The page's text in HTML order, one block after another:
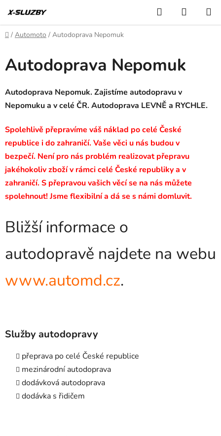
na
obsah
Hledat
KOŠÍK
Domů
/ Automoto / Autodoprava Nepomuk
Autodoprava Nepomuk
Autodoprava Nepomuk. Zajistíme autodopravu v
Nepomuku a v celé ČR. Autodoprava LEVNĚ a RYCHLE.
Spolehlivě přepravíme váš náklad po celé České
republice i do zahraničí. Vaše věci u nás budou v
bezpečí. Není pro nás problém realizovat přepravu
jakéhokoliv zboží v rámci celé České republiky a v
zahraničí. S přepravou vašich věcí se na nás můžete
spolehnout! Jsme flexibilní a dá se s námi domluvit.
Bližší informace o
autodopravě najdete na webu
www.automd.cz.
Služby autodopravy
přeprava po celé České republice
mezinárodní autodoprava
dodávková autodoprava
dodávka s řidičem